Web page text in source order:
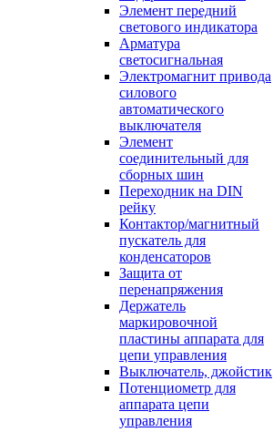
Элемент передний
светового индикатора
Арматура
светосигнальная
Электромагнит привода
силового
автоматического
выключателя
Элемент
соединительный для
сборных шин
Переходник на DIN
рейку
Контактор/магнитный
пускатель для
конденсаторов
Защита от
перенапряжения
Держатель
маркировочной
пластины аппарата для
цепи управления
Выключатель, джойстик
Потенциометр для
аппарата цепи
управления